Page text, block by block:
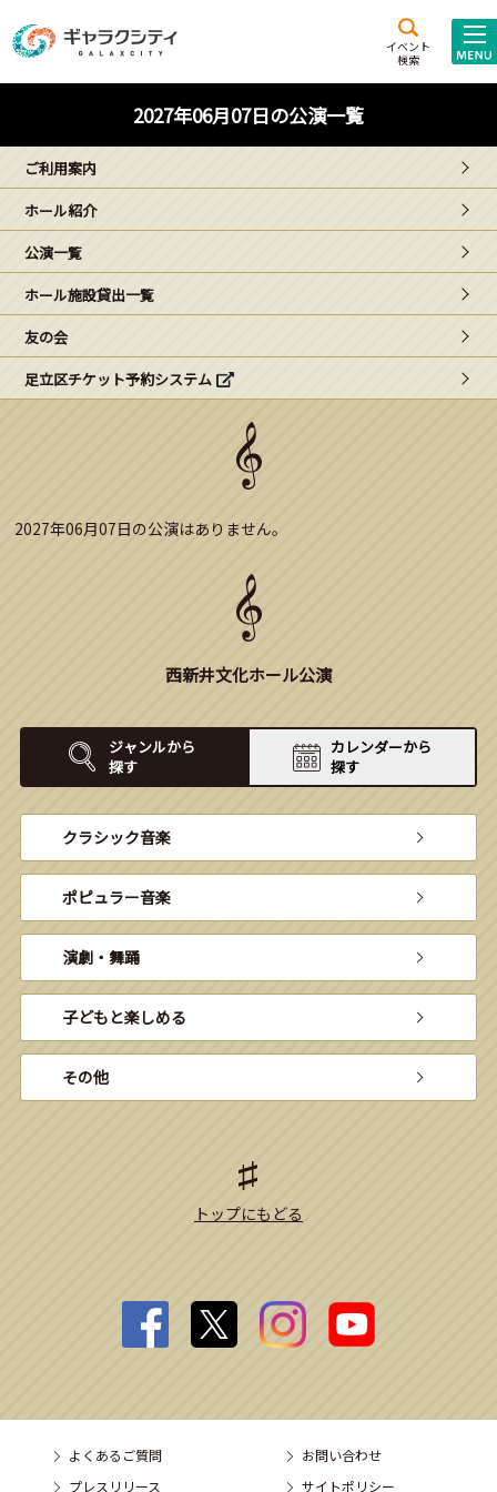
イベント
検索
施設案内
西新井
文化ホール
ギャラクシティとは
こどもみーてぃんぐ
Gがくえん
ブランドからのお知らせ
2027年06月07日の公演一覧
ご利用案内
ホール紹介
公演一覧
ホール施設貸出一覧
友の会
足立区チケット予約システム
2027年06月07日の公演はありません。
西新井文化ホール公演
ジャンルから
探す
カレンダーから
探す
クラシック音楽
ポピュラー音楽
演劇・舞踊
子どもと楽しめる
その他
トップにもどる
よくあるご質問
お問い合わせ
プレスリリース
サイトポリシー